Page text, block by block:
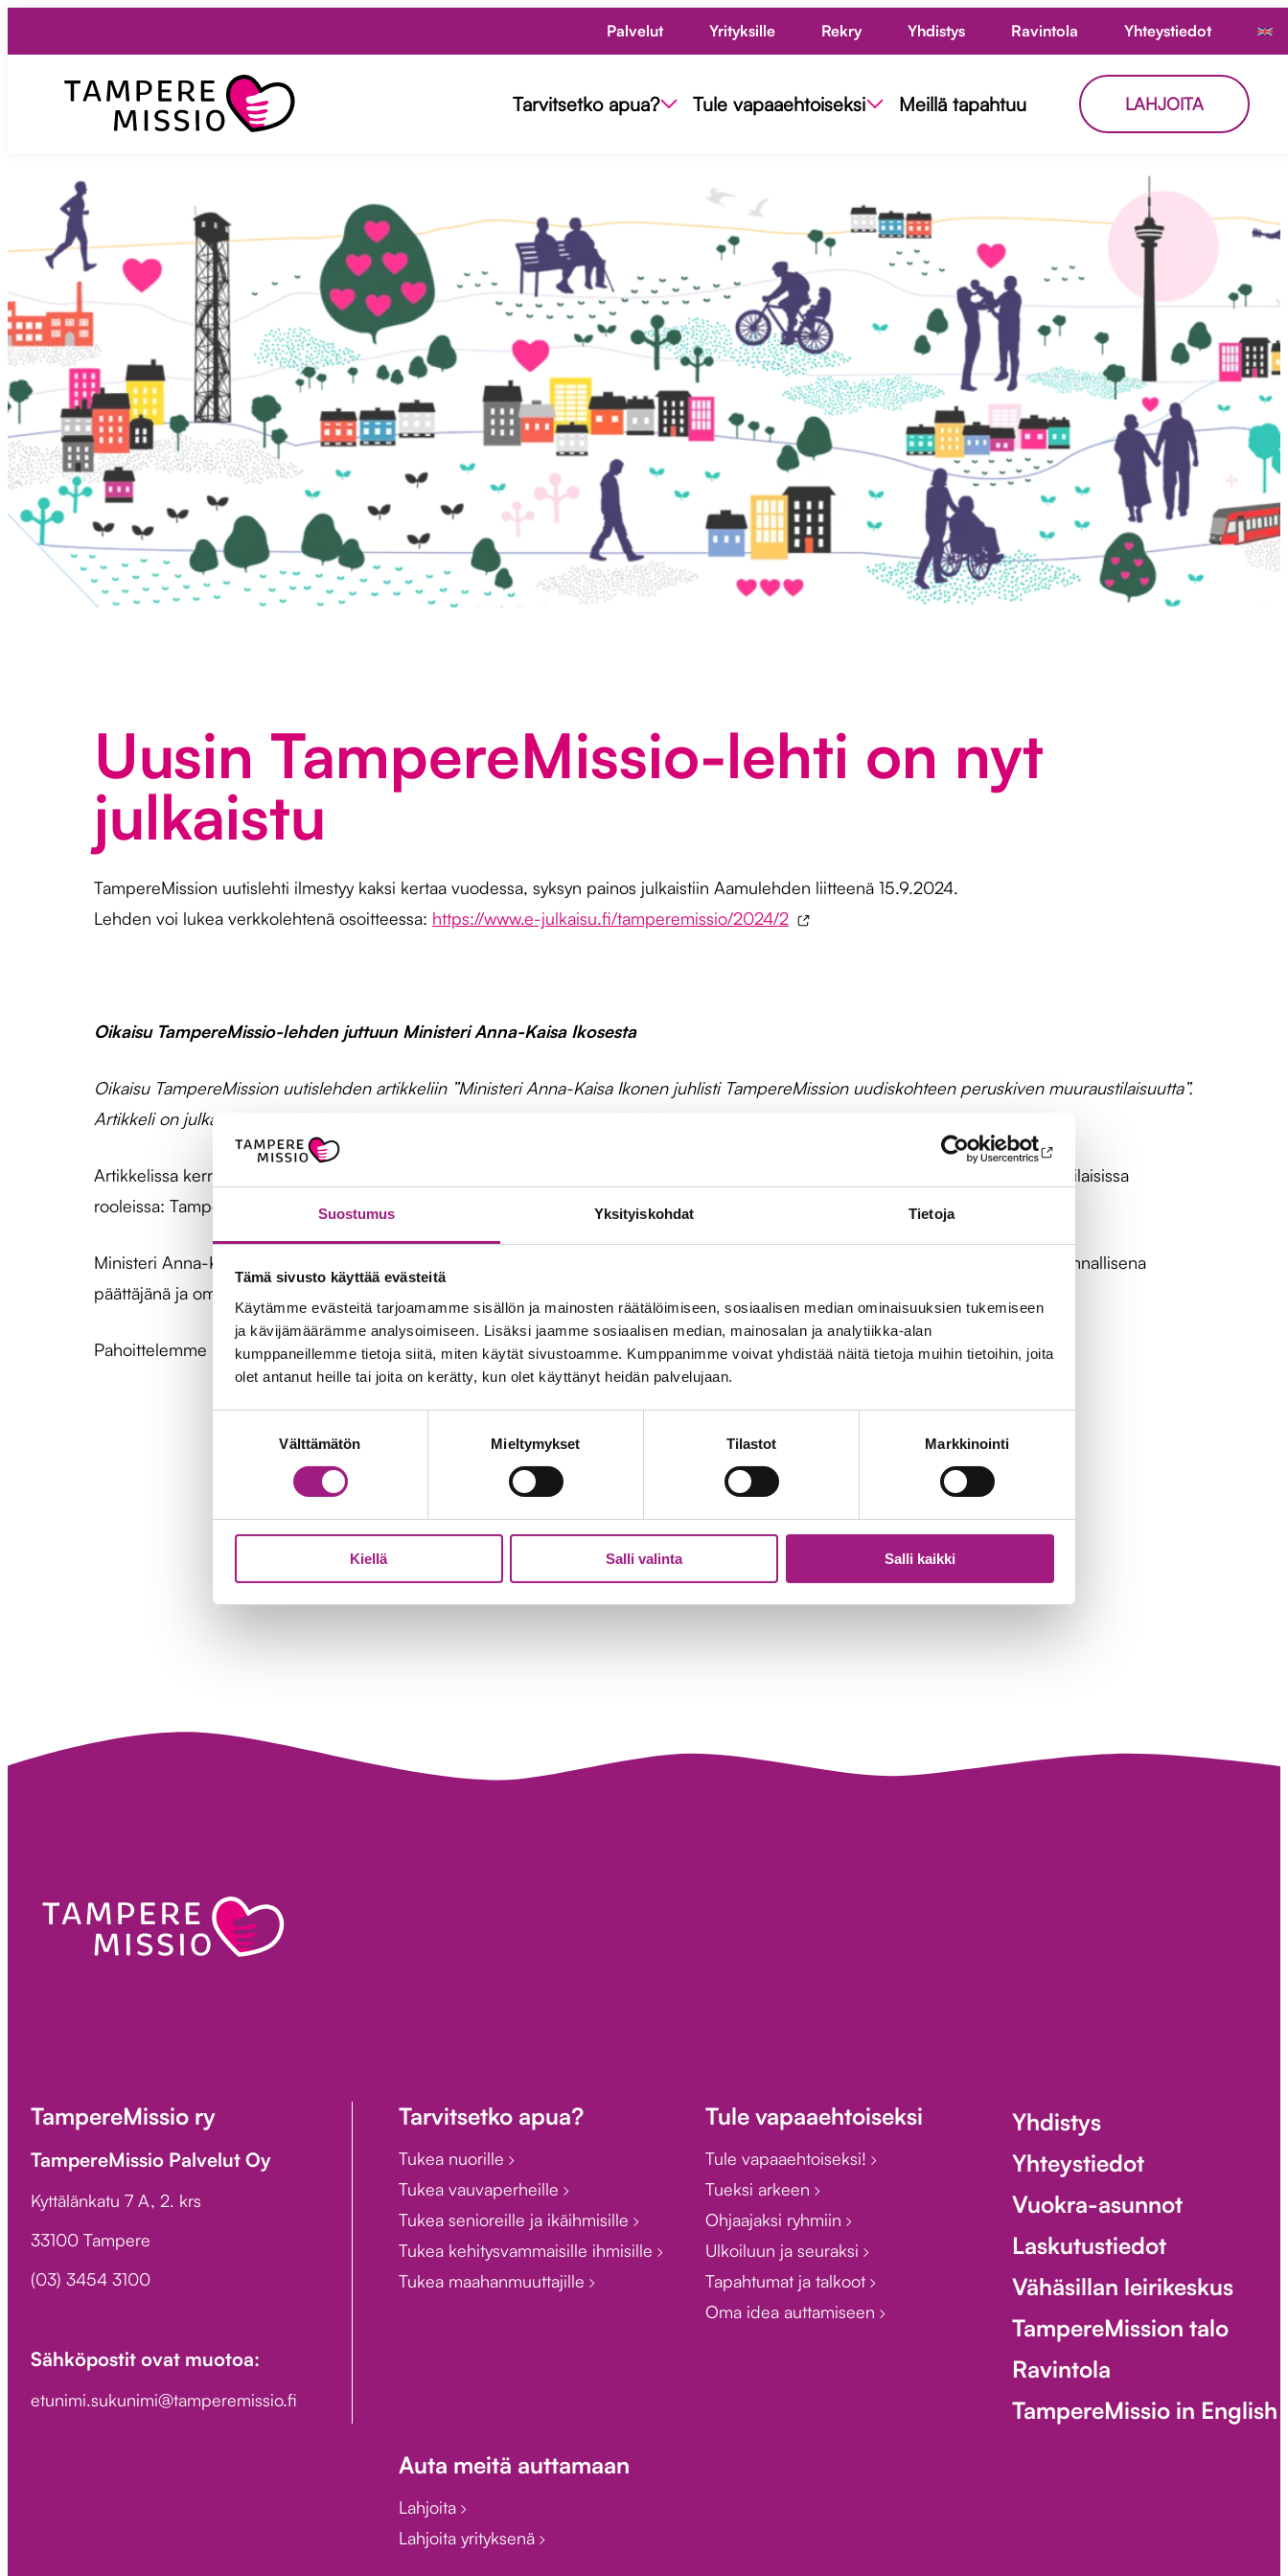
Suostumus Yksityiskohdat Tietoja
Tämä sivusto käyttää evästeitä
Käytämme evästeitä tarjoamamme sisällön ja mainosten räätälöimiseen, sosiaalisen median ominaisuuksien tukemiseen
ja kävijämäärämme analysoimiseen. Lisäksi jaamme sosiaalisen median, mainosalan ja analytiikka-alan
kumppaneillemme tietoja siitä, miten käytät sivustoamme. Kumppanimme voivat yhdistää näitä tietoja muihin tietoihin, joita
olet antanut heille tai joita on kerätty, kun olet käyttänyt heidän palvelujaan.
Välttämätön Mieltymykset Tilastot Markkinointi
Kiellä Salli valinta Salli kaikki
TampereMissio
Tarvitsetko apua? Tule vapaaehtoiseksi Meillä tapahtuu LAHJOITA
Palvelut Yrityksille Rekry Yhdistys Ravintola Yhteystiedot
Uusin TampereMissio-lehti on nyt
julkaistu
TampereMission uutislehti ilmestyy kaksi kertaa vuodessa, syksyn painos julkaistiin Aamulehden liitteenä 15.9.2024.
Lehden voi lukea verkkolehtenä osoitteessa: https://www.e-julkaisu.fi/tamperemissio/2024/2
Oikaisu TampereMissio-lehden juttuun Ministeri Anna-Kaisa Ikosesta
Oikaisu TampereMission uutislehden artikkeliin ”Ministeri Anna-Kaisa Ikonen juhlisti TampereMission uudiskohteen peruskiven muuraustilaisuutta”.
Artikkeli on julkaistu Aamulehden liitteenä sunnuntaina 15.9.2024 sivulla kolme.
Artikkelissa kerrottiin virheellisesti, että Ikonen kertoi saaneensa itsekin tilaisuuden seurata TampereMission työtä vuosien aikana erilaisissa
rooleissa: TampereMission hallituksen jäsenenä
iäkkään äitinsä omaisena sekä yhteiskunnallisena päättäjänä.
Ministeri Anna-Kaisa Ikonen on seurannut TampereMission työtä erilaissa rooleissa: TampereMission hallituksen jäsenenä, yhteiskunnallisena
päättäjänä ja omaisena, mutta ei äitinsä omaisena.
Pahoittelemme asiavirhettä painetussa lehtiversiossa ja verkkolehtiversiossa.
TampereMissio ry
TampereMissio Palvelut Oy
Kyttälänkatu 7 A, 2. krs
33100 Tampere
(03) 3454 3100
Sähköpostit ovat muotoa:
etunimi.sukunimi@tamperemissio.fi
Tarvitsetko apua?
Tukea nuorille
Tukea vauvaperheille
Tukea senioreille ja ikäihmisille
Tukea kehitysvammaisille ihmisille
Tukea maahanmuuttajille
Tule vapaaehtoiseksi
Tule vapaaehtoiseksi!
Tueksi arkeen
Ohjaajaksi ryhmiin
Ulkoiluun ja seuraksi
Tapahtumat ja talkoot
Oma idea auttamiseen
Yhdistys
Yhteystiedot
Vuokra-asunnot
Laskutustiedot
Vähäsillan leirikeskus
TampereMission talo
Ravintola
TampereMissio in English
Auta meitä auttamaan
Lahjoita
Lahjoita yrityksenä